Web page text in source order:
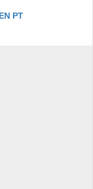
PT